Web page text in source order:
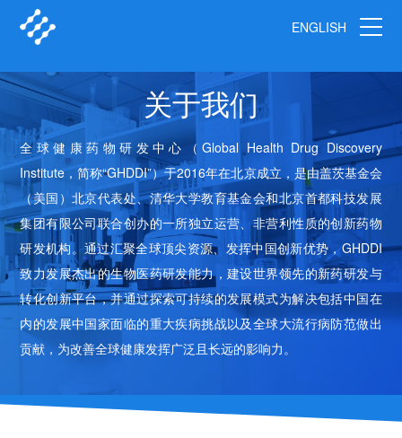
ENGLISH
关于我们
全球健康药物研发中心（Global Health Drug Discovery
Institute，简称“GHDDI”）于2016年在北京成立，是由盖茨基金会
（美国）北京代表处、清华大学教育基金会和北京首都科技发展
集团有限公司联合创办的一所独立运营、非营利性质的创新药物
研发机构。通过汇聚全球顶尖资源、发挥中国创新优势，GHDDI
致力发展杰出的生物医药研发能力，建设世界领先的新药研发与
转化创新平台，并通过探索可持续的发展模式为解决包括中国在
内的发展中国家面临的重大疾病挑战以及全球大流行病防范做出
贡献，为改善全球健康发挥广泛且长远的影响力。